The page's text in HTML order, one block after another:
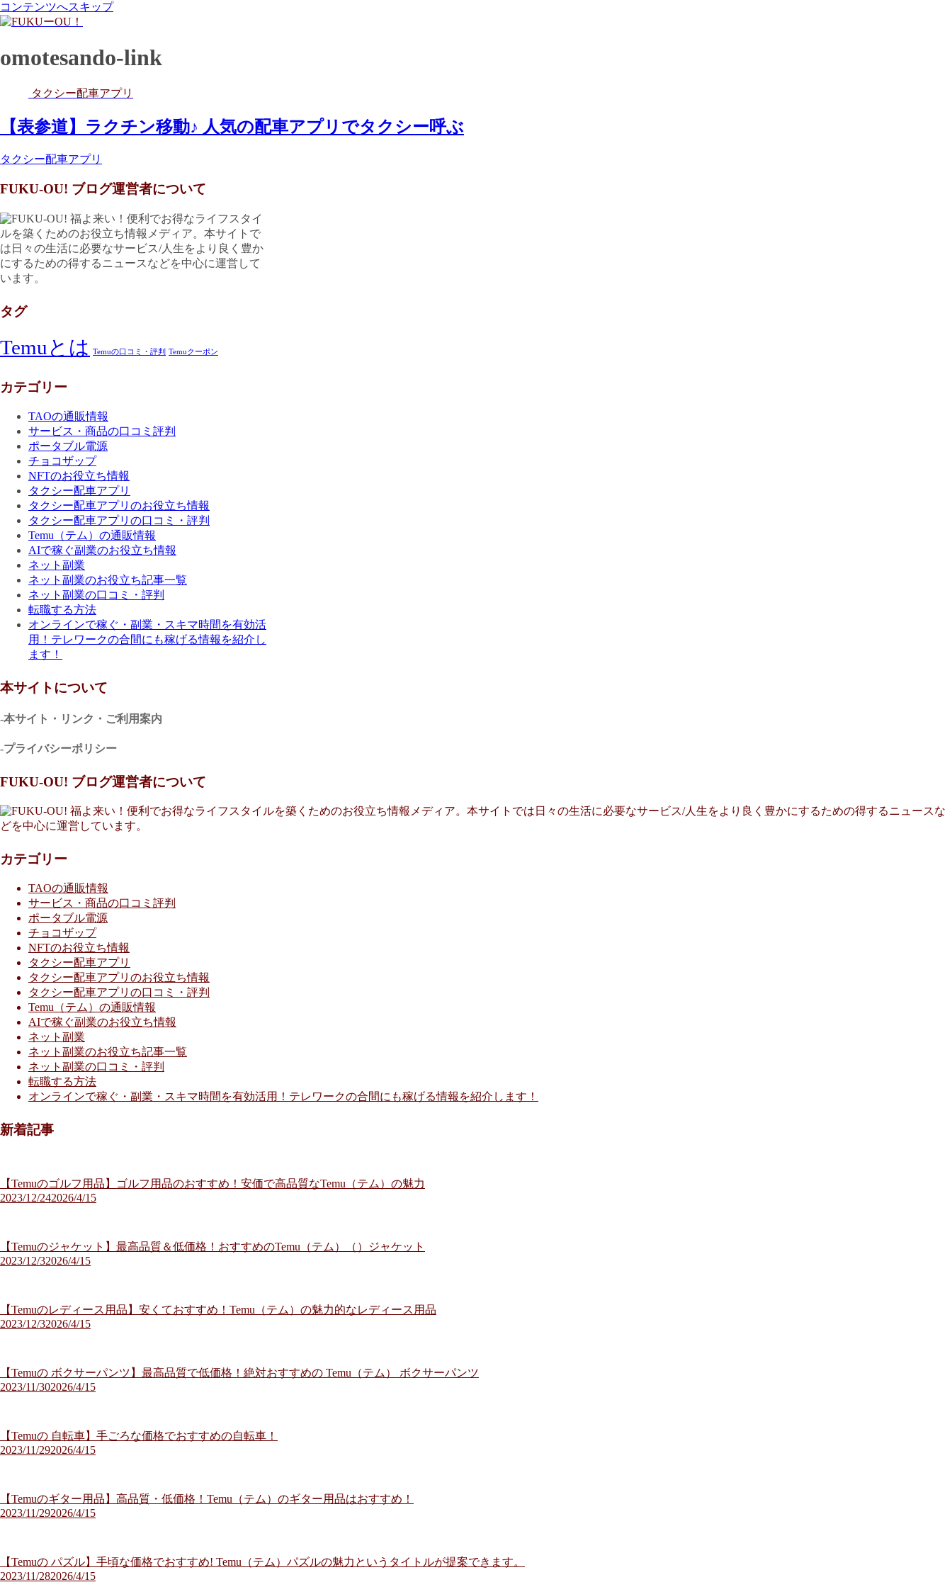
コンテンツへスキップ
omotesando-link
タクシー配車アプリ
【表参道】ラクチン移動♪ 人気の配車アプリでタクシー呼ぶ
タクシー配車アプリ
FUKU-OU! ブログ運営者について
福よ来い！便利でお得なライフスタイ
ルを築くためのお役立ち情報メディア。本サイトで
は日々の生活に必要なサービス/人生をより良く豊か
にするための得するニュースなどを中心に運営して
います。
タグ
Temuとは Temuの口コミ・評判 Temuクーポン
カテゴリー
TAOの通販情報
サービス・商品の口コミ評判
ポータブル電源
チョコザップ
NFTのお役立ち情報
タクシー配車アプリ
タクシー配車アプリのお役立ち情報
タクシー配車アプリの口コミ・評判
Temu（テム）の通販情報
AIで稼ぐ副業のお役立ち情報
ネット副業
ネット副業のお役立ち記事一覧
ネット副業の口コミ・評判
転職する方法
オンラインで稼ぐ・副業・スキマ時間を有効活
用！テレワークの合間にも稼げる情報を紹介し
ます！
本サイトについて
-本サイト・リンク・ご利用案内
-プライバシーポリシー
FUKU-OU! ブログ運営者について
福よ来い！便利でお得なライフスタイルを築くためのお役立ち情報メディア。本サイトでは日々の生活に必要なサービス/人生をより良く豊かにするための得するニュースな
どを中心に運営しています。
カテゴリー
TAOの通販情報
サービス・商品の口コミ評判
ポータブル電源
チョコザップ
NFTのお役立ち情報
タクシー配車アプリ
タクシー配車アプリのお役立ち情報
タクシー配車アプリの口コミ・評判
Temu（テム）の通販情報
AIで稼ぐ副業のお役立ち情報
ネット副業
ネット副業のお役立ち記事一覧
ネット副業の口コミ・評判
転職する方法
オンラインで稼ぐ・副業・スキマ時間を有効活用！テレワークの合間にも稼げる情報を紹介します！
新着記事
【Temuのゴルフ用品】ゴルフ用品のおすすめ！安価で高品質なTemu（テム）の魅力
2023/12/242026/4/15
【Temuのジャケット】最高品質＆低価格！おすすめのTemu（テム）（）ジャケット
2023/12/32026/4/15
【Temuのレディース用品】安くておすすめ！Temu（テム）の魅力的なレディース用品
2023/12/32026/4/15
【Temuの ボクサーパンツ】最高品質で低価格！絶対おすすめの Temu（テム） ボクサーパンツ
2023/11/302026/4/15
【Temuの 自転車】手ごろな価格でおすすめの自転車！
2023/11/292026/4/15
【Temuのギター用品】高品質・低価格！Temu（テム）のギター用品はおすすめ！
2023/11/292026/4/15
【Temuの パズル】手頃な価格でおすすめ! Temu（テム）パズルの魅力というタイトルが提案できます。
2023/11/282026/4/15